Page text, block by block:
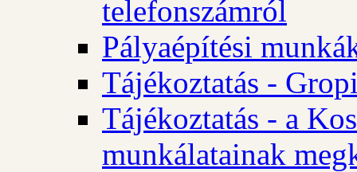
telefonszámról
Pályaépítési
Tájékoztatás -
Tájékoztatás - a
munkálatainak